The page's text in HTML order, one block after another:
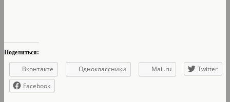
Поделиться:
Вконтакте Одноклассники Mail.ru
Twitter
Facebook